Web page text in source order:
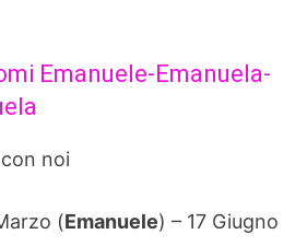
Emanuele-Emanuela-
noi
(Emanuele) – 17 Giugno